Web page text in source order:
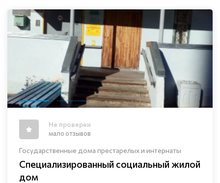
Государственные дома престарелых и интернаты
Специализированный социальный жилой
дом
Не проверен
мало отзывов